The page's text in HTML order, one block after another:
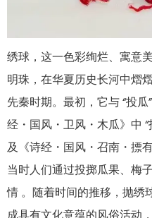
绣球，这一色彩绚烂、寓意
明珠，在华夏历史长河中熠
先秦时期。最初，它与 “投
经・国风・卫风・木瓜》中
及《诗经・国风・召南・摽
当时人们通过投掷瓜果、梅
情 。随着时间的推移，抛绣